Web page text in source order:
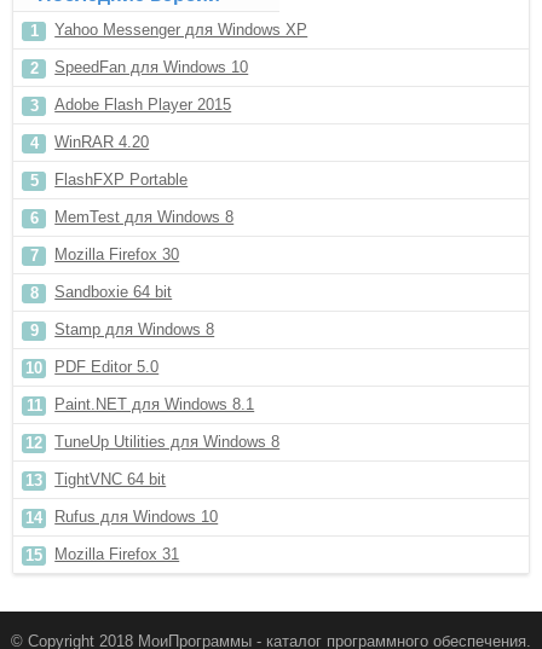
Yahoo Messenger для Windows XP
SpeedFan для Windows 10
Adobe Flash Player 2015
WinRAR 4.20
FlashFXP Portable
MemTest для Windows 8
Mozilla Firefox 30
Sandboxie 64 bit
Stamp для Windows 8
PDF Editor 5.0
Paint.NET для Windows 8.1
TuneUp Utilities для Windows 8
TightVNC 64 bit
Rufus для Windows 10
Mozilla Firefox 31
© Copyright 2018 МоиПрограммы - каталог программного обеспечения.